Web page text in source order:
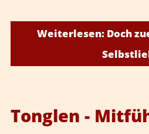
Weiterlesen: Doch
Tonglen -